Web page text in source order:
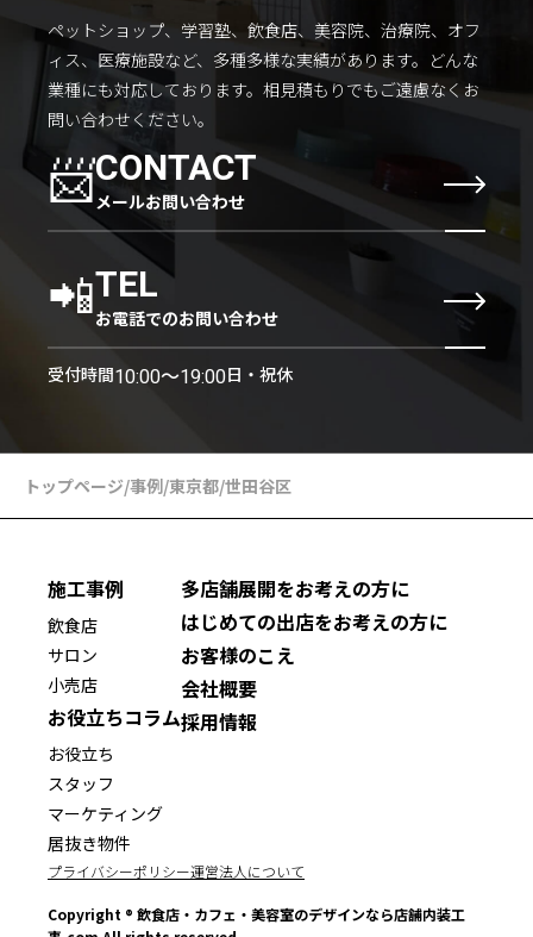
ペットショップ、学習塾、飲食店、美容院、治療院、オフ
ィス、医療施設など、多種多様な実績があります。 どんな
業種にも対応しております。 相見積もりでもご遠慮なくお
問い合わせください。
📨CONTACT
メールお問い合わせ
📲TEL
お電話でのお問い合わせ
受付時間10:00〜19:00日・祝休
トップページ/事例/東京都/世田谷区
施工事例
飲食店
サロン
小売店
お役立ちコラム
お役立ち
スタッフ
マーケティング
居抜き物件
多店舗展開をお考えの方に
はじめての出店をお考えの方に
お客様のこえ
会社概要
採用情報
プライバシーポリシー運営法人について
Copyright ® 飲食店・カフェ・美容室のデザインなら店舗内装工